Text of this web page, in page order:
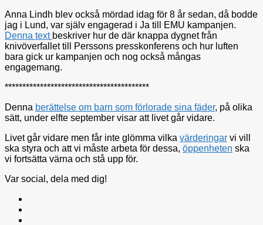
Anna Lindh blev också mördad idag för 8 år sedan, då bodde
jag i Lund, var själv engagerad i Ja till EMU kampanjen.
Denna text beskriver hur de där knappa dygnet från
knivöverfallet till Perssons presskonferens och hur luften
bara gick ur kampanjen och nog också mångas
engagemang.
*****************************************
Denna berättelse om barn som förlorade sina fäder, på olika
sätt, under elfte september visar att livet går vidare.
Livet går vidare men får inte glömma vilka värderingar vi vill
ska styra och att vi måste arbeta för dessa, öppenheten ska
vi fortsätta värna och stå upp för.
Var social, dela med dig!